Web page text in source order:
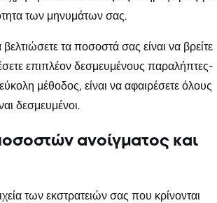
των μηνυμάτων σας.
τα ποσοστά σας είναι να βρείτε
επιπλέον δεσμευμένους παραλήπτες-
μέθοδος, είναι να αφαιρέσετε όλους
δεσμευμένοι.
ανοίγματος και
των εκστρατειών σας που κρίνονται